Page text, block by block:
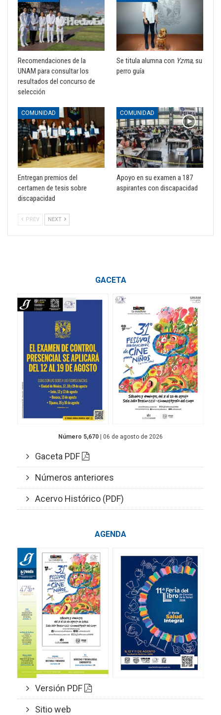
Recomendaciones de la
UNAM para consultar los
resultados del concurso de
selección
Se titula alumna con Yzma, su
perro guía
COMUNIDAD
Entregan premios del
certamen de tesis sobre
discapacidad
COMUNIDAD
Apoyo en su examen a 187
aspirantes con discapacidad
PREV NEXT
GACETA
Número 5,670 | 06 de agosto de 2026
Gaceta PDF
Números anteriores
Acervo Histórico (PDF)
AGENDA
Versión PDF
Sitio web